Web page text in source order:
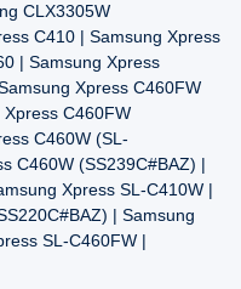
CLX3305W
C410 | Samsung Xpress
| Samsung Xpress
Xpress C460FW
C460FW
C460W (SL-
C460W (SS239C#BAZ) |
Xpress SL-C410W |
| Samsung
SL-C460FW |